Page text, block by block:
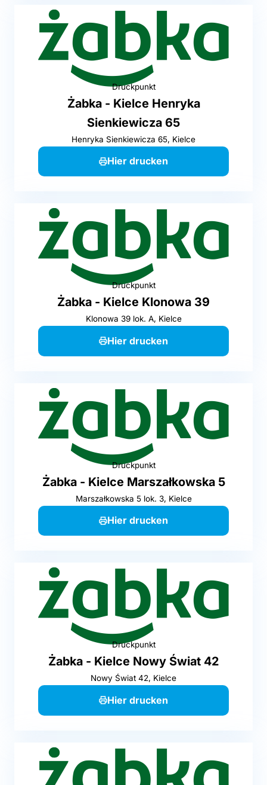
Druckpunkt
Żabka - Kielce Henryka
Sienkiewicza 65
Henryka Sienkiewicza 65, Kielce
Hier drucken
Druckpunkt
Żabka - Kielce Klonowa 39
Klonowa 39 lok. A, Kielce
Hier drucken
Druckpunkt
Żabka - Kielce Marszałkowska 5
Marszałkowska 5 lok. 3, Kielce
Hier drucken
Druckpunkt
Żabka - Kielce Nowy Świat 42
Nowy Świat 42, Kielce
Hier drucken